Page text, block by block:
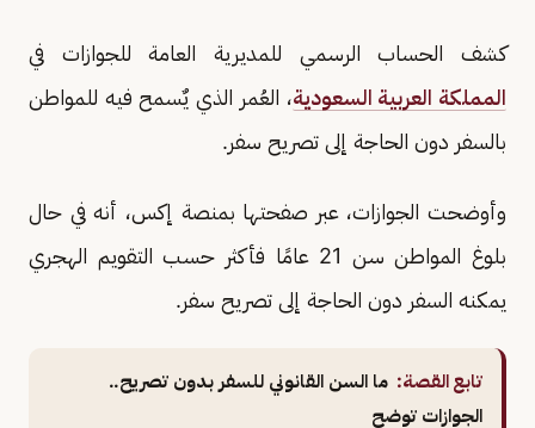
كشف الحساب الرسمي للمديرية العامة للجوازات في
المملكة العربية السعودية، العُمر الذي يٌسمح فيه للمواطن
بالسفر دون الحاجة إلى تصريح سفر.
وأوضحت الجوازات، عبر صفحتها بمنصة إكس، أنه في حال
بلوغ المواطن سن 21 عامًا فأكثر حسب التقويم الهجري
يمكنه السفر دون الحاجة إلى تصريح سفر.
تابع القصة: ما السن القانوني للسفر بدون تصريح..
الجوازات توضح